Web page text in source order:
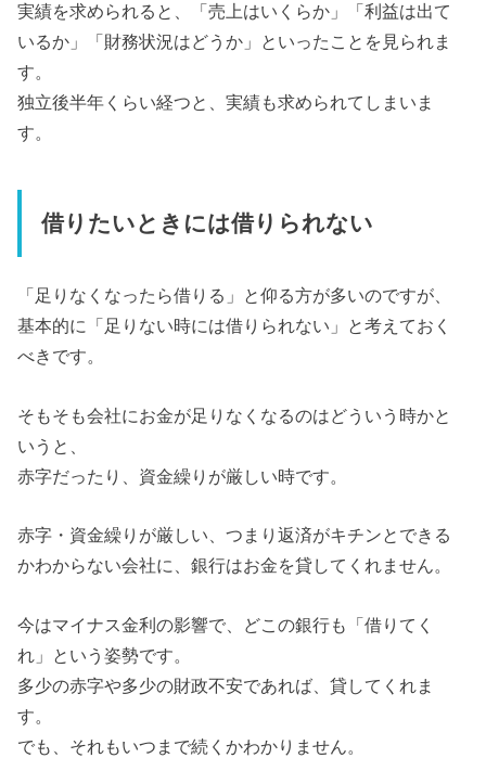
実績を求められると、「売上はいくらか」「利益は出て
いるか」「財務状況はどうか」といったことを見られま
す。
独立後半年くらい経つと、実績も求められてしまいま
す。
借りたいときには借りられない
「足りなくなったら借りる」と仰る方が多いのですが、
基本的に「足りない時には借りられない」と考えておく
べきです。
そもそも会社にお金が足りなくなるのはどういう時かと
いうと、
赤字だったり、資金繰りが厳しい時です。
赤字・資金繰りが厳しい、つまり返済がキチンとできる
かわからない会社に、銀行はお金を貸してくれません。
今はマイナス金利の影響で、どこの銀行も「借りてく
れ」という姿勢です。
多少の赤字や多少の財政不安であれば、貸してくれま
す。
でも、それもいつまで続くかわかりません。